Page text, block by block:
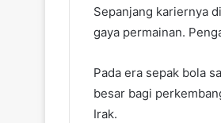
Sepanjang kariernya
gaya permainan.
Pada era sepak bola
besar bagi
Irak.